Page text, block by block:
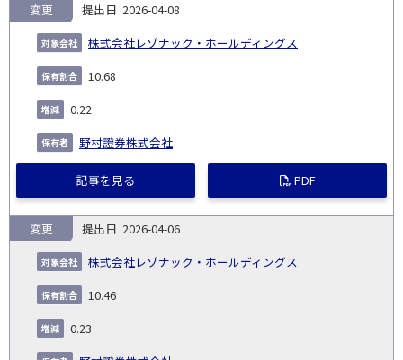
2026-04-08
株式会社レゾナック・ホールディングス
変更
10.68
0.22
野村證券株式会社
記事を見る PDF
2026-04-06
株式会社レゾナック・ホールディングス
変更
10.46
0.23